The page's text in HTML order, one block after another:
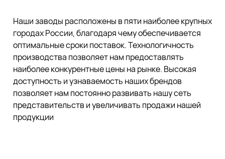
Наши заводы расположены в пяти наиболее крупных
городах России, благодаря чему обеспечивается
оптимальные сроки поставок. Технологичность
производства позволяет нам предоставлять
наиболее конкурентные цены на рынке. Высокая
доступность и узнаваемость наших брендов
позволяет нам постоянно развивать нашу сеть
представительств и увеличивать продажи нашей
продукции